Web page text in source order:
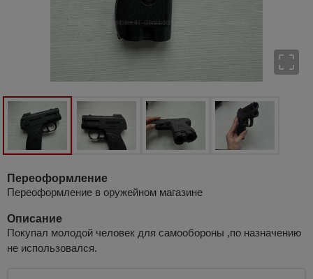
Переоформление
Переоформление в оружейном магазине
Описание
Покупал молодой человек для самообороны ,по назначению
не использовался.